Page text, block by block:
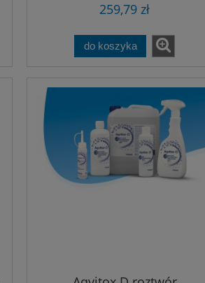
259,79 zł
do koszyka